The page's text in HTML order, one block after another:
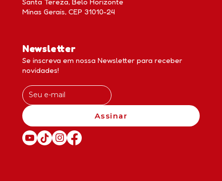
Minas Gerais, CEP 31010-24
Newsletter
Se inscreva em nossa Newsletter para receber
novidades!